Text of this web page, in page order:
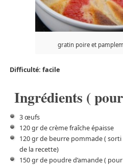
gratin poire et
Difficulté: facile
Ingrédients (
3 œufs
120 gr de crème fraîche épaisse
120 gr de beurre pommade (
de la recette)
150 gr de poudre d’amande (